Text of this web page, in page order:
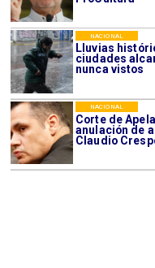
Lluvias
ciudades
nunca vistos
NACIONAL
Corte de
anulación de
Claudio
NACIONAL